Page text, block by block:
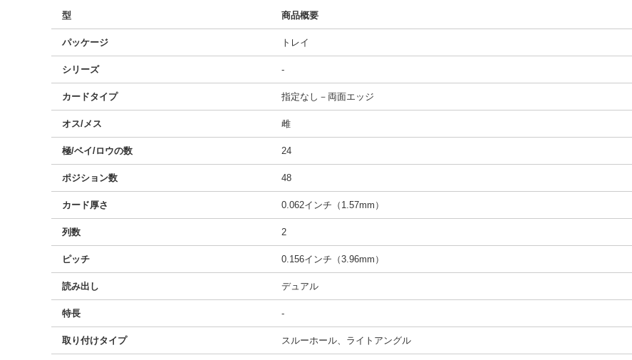
型 商品概要
パッケージ トレイ
シリーズ -
カードタイプ 指定なし－両面エッジ
オス/メス 雌
極/ベイ/ロウの数 24
ポジション数 48
カード厚さ 0.062インチ（1.57mm）
列数 2
ピッチ 0.156インチ（3.96mm）
読み出し デュアル
特長 -
取り付けタイプ スルーホール、ライトアングル